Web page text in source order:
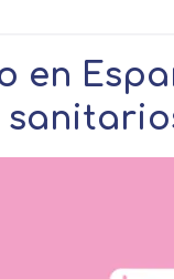
en